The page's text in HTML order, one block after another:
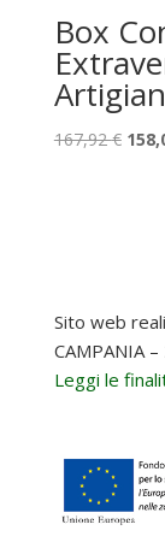
Box
167,92€ Il
Sito web
CAMPANIA
Leggi le